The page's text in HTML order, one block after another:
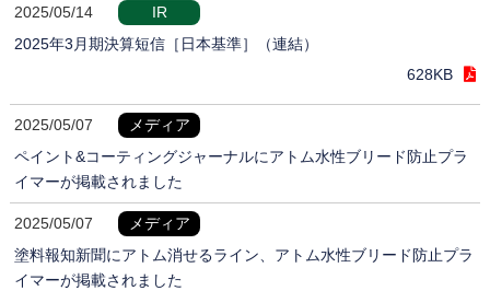
2025/05/14
IR
2025年3月期決算短信［日本基準］（連結）
628KB
2025/05/07
メディア
ペイント&コーティングジャーナルにアトム水性ブリード防止プラ
イマーが掲載されました
2025/05/07
メディア
塗料報知新聞にアトム消せるライン、アトム水性ブリード防止プラ
イマーが掲載されました